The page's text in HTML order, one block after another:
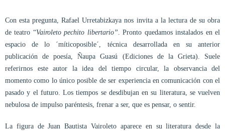
Con esta pregunta, Rafael Urretabizkaya nos invita a la lectura de su obra
de teatro “Vairoleto pechito libertario”. Pronto quedamos instalados en el
espacio de lo ´míticoposible´, técnica desarrollada en su anterior
publicación de poesía, Ñaupa Guasú (Ediciones de la Grieta). Suele
referirnos este autor la idea del tiempo circular, la observancia del
momento como lo único posible de ser experiencia en comunicación con el
pasado y el futuro. Los tiempos se desdibujan en su literatura, se vuelven
nebulosa de impulso paréntesis, frenar a ser, que es pensar, o sentir.
La figura de Juan Bautista Vairoleto aparece en su literatura desde la